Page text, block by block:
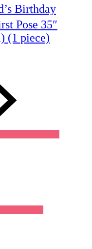
Birthday
Pose 35″
(1 piece)